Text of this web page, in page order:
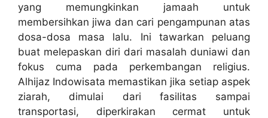
yang memungkinkan jamaah untuk
membersihkan jiwa dan cari pengampunan atas
dosa-dosa masa lalu. Ini tawarkan peluang
buat melepaskan diri dari masalah duniawi dan
fokus cuma pada perkembangan religius.
Alhijaz Indowisata memastikan jika setiap aspek
ziarah, dimulai dari fasilitas sampai
transportasi, diperkirakan cermat untuk